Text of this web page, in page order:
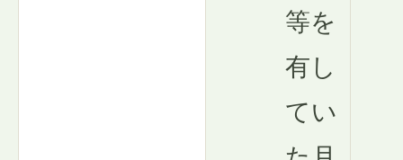
等を
有し
てい